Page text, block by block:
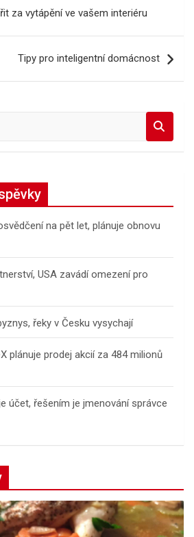
za vytápění ve vašem interiéru
Tipy pro inteligentní domácnost
na pět let, plánuje obnovu
USA zavádí omezení pro
řeky v Česku vysychají
plánuje prodej akcií za 484 milionů
účet, řešením je jmenování správce